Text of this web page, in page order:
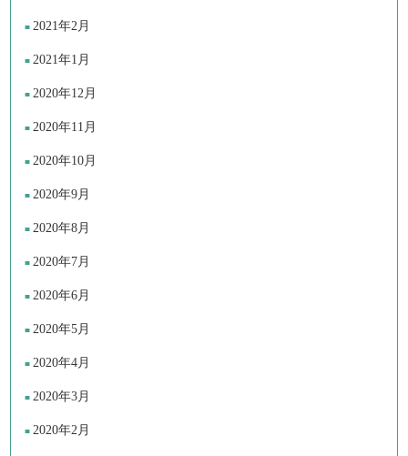
2021年2月
2021年1月
2020年12月
2020年11月
2020年10月
2020年9月
2020年8月
2020年7月
2020年6月
2020年5月
2020年4月
2020年3月
2020年2月